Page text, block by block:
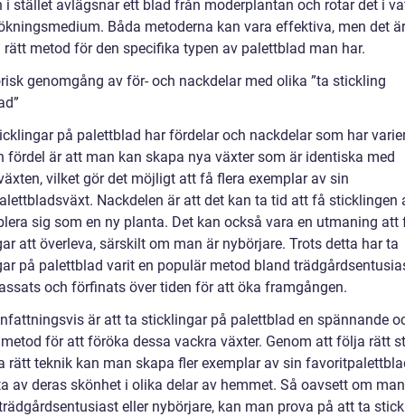
i stället avlägsnar ett blad från moderplantan och rotar det i
Båda metoderna kan vara effektiva, men det
metod för den specifika typen av palettblad man har.
genomgång av för- och nackdelar med olika ”ta stickling
på palettblad har fördelar och nackdelar som har
fördel är att man kan skapa nya växter som är identiska med
vilket gör det möjligt att få flera exemplar av sin
Nackdelen är att det kan ta tid att få sticklingen
sig som en ny planta. Det kan också vara en utmaning att
att överleva, särskilt om man är nybörjare. Trots detta har ta
på palettblad varit en populär metod bland
och förfinats över tiden för att öka framgången.
är att ta sticklingar på palettblad en spännande
för att föröka dessa vackra växter. Genom att följa rätt
rätt teknik kan man skapa fler exemplar av sin
av deras skönhet i olika delar av hemmet. Så oavsett om
eller nybörjare, kan man prova på att ta